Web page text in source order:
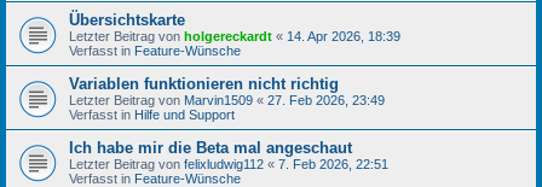
Übersichtskarte
Letzter Beitrag von holgereckardt « 14. Apr 2026, 18:39
Verfasst in Feature-Wünsche
Variablen funktionieren nicht richtig
Letzter Beitrag von Marvin1509 « 27. Feb 2026, 23:49
Verfasst in Hilfe und Support
Ich habe mir die Beta mal angeschaut
Letzter Beitrag von felixludwig112 « 7. Feb 2026, 22:51
Verfasst in Feature-Wünsche